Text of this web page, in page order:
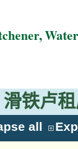
滑铁卢
all